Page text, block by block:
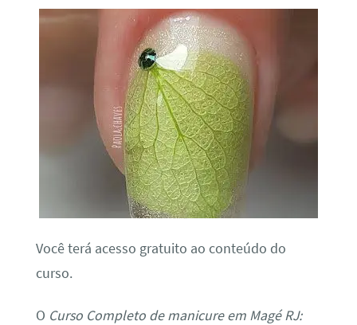
Você terá acesso gratuito ao conteúdo do
curso.
O Curso Completo de manicure em Magé RJ: